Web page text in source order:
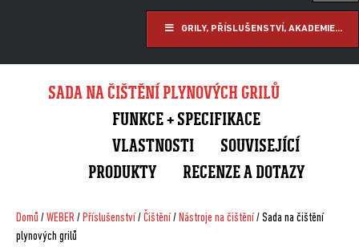
GRILY, PŘÍSLUŠENSTVÍ, AKADEMIE...
SADA NA ČIŠTĚNÍ PLYNOVÝCH GRILŮ
FUNKCE + SPECIFIKACE
VLASTNOSTI
SOUVISEJÍCÍ
PRODUKTY
RECENZE A DOTAZY
Domů /WEBER/ Příslušenství/Čištění/ Nástroje na čištění/ Sada na čištění
plynových grilů